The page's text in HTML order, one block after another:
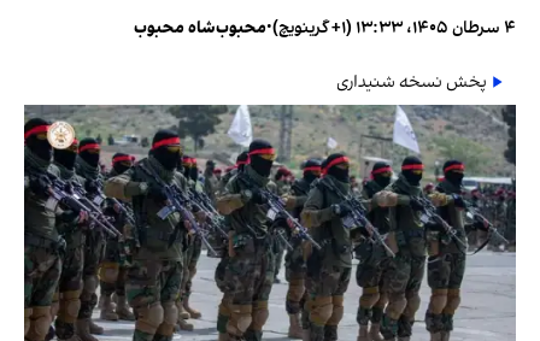
۴ سرطان ۱۴۰۵، ۱۳:۳۳ (‎+۱ گرینویچ) •محبوب‌شاه محبوب
پخش نسخه شنیداری